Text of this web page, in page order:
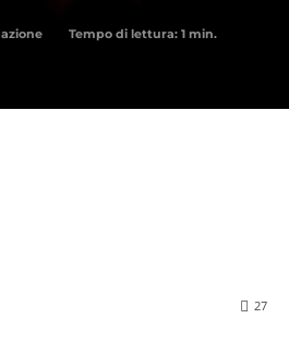
Tempo di lettura: 1 min.
27